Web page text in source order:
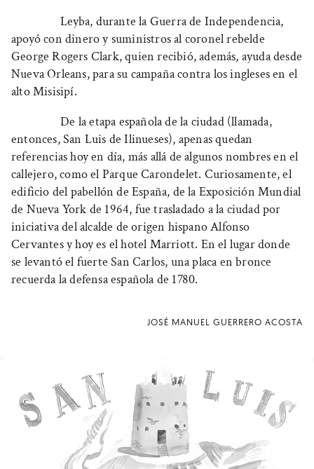
Leyba, durante la Guerra de Independencia,
apoyó con dinero y suministros al coronel rebelde
George Rogers Clark, quien recibió, además, ayuda desde
Nueva Orleans, para su campaña contra los ingleses en el
alto Misisipí.
De la etapa española de la ciudad (llamada,
entonces, San Luis de Ilinueses), apenas quedan
referencias hoy en día, más allá de algunos nombres en el
callejero, como el Parque Carondelet. Curiosamente, el
edificio del pabellón de España, de la Exposición Mundial
de Nueva York de 1964, fue trasladado a la ciudad por
iniciativa del alcalde de origen hispano Alfonso
Cervantes y hoy es el hotel Marriott. En el lugar donde
se levantó el fuerte San Carlos, una placa en bronce
recuerda la defensa española de 1780.
JOSÉ MANUEL GUERRERO ACOSTA